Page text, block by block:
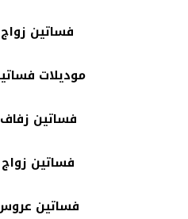
فساتين
موديلات
فساتين
فساتين
فساتين عروس